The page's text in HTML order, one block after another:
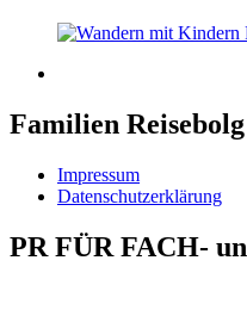
Familien
Impressum
Datenschutzerklärung
PR FÜR FACH-